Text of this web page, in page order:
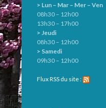
> Lun – Mar – Mer – Ven
08h30 – 12h00
13h30 – 17h00
> Jeudi
08h30 – 12h00
> Samedi
09h30 – 12h00
Flux RSS du site :